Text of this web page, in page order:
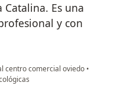
Es una
y con
centro comercial oviedo •